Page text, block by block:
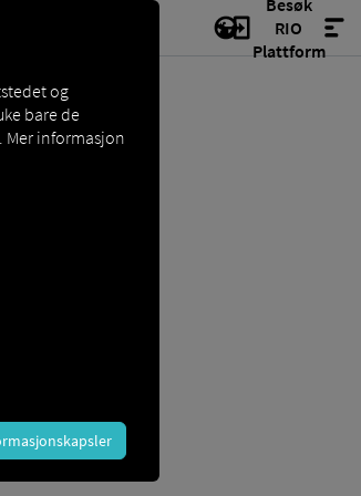
RIO
Plattform
data om
sjåførkort. Bruk
kjøretimer.
og
bare de
informasjon